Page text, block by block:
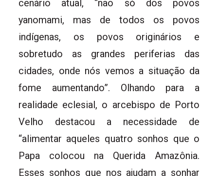
cenário atual, “não só dos povos
yanomami, mas de todos os povos
indígenas, os povos originários e
sobretudo as grandes periferias das
cidades, onde nós vemos a situação da
fome aumentando”. Olhando para a
realidade eclesial, o arcebispo de Porto
Velho destacou a necessidade de
“alimentar aqueles quatro sonhos que o
Papa colocou na Querida Amazônia.
Esses sonhos que nos ajudam a sonhar